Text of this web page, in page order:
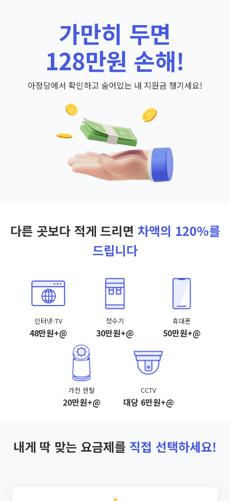
가만히 두면
128만원 손해!
아정당에서 확인하고 숨어있는 내 지원금 챙기세요!
다른 곳보다 적게 드리면 차액의 120%를
드립니다
인터넷·TV
48만원+@
정수기
30만원+@
휴대폰
50만원+@
가전 렌탈
20만원+@
CCTV
대당 6만원+@
내게 딱 맞는 요금제를 직접 선택하세요!